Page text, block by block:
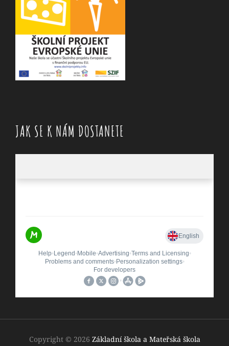
JAK SE K NÁM DOSTANETE
Copyright © 2026 Základní škola a Mateřská škola